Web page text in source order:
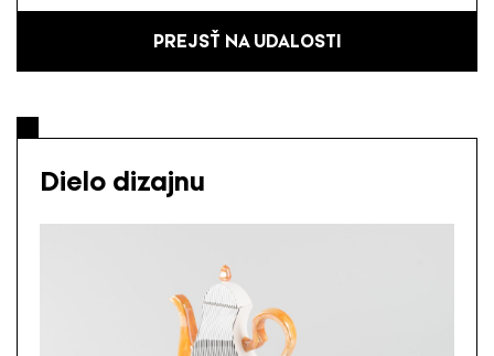
PREJSŤ NA UDALOSTI
Dielo dizajnu